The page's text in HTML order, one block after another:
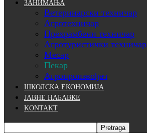
ЗАНИМАЊА
Ветеринарски техничар
Агротехничар
Прехрамбени техничар
Агротуристички техничар
Месар
Пекар
Агропроизвођач
ШКОЛСКА ЕКОНОМИЈА
ЈАВНЕ НАБАВКЕ
KONTAKT